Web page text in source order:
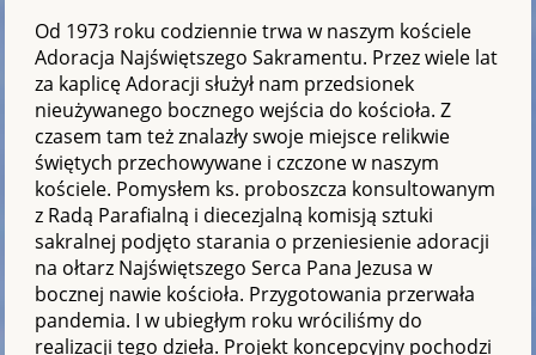
Od 1973 roku codziennie trwa w naszym kościele
Adoracja Najświętszego Sakramentu. Przez wiele lat
za kaplicę Adoracji służył nam przedsionek
nieużywanego bocznego wejścia do kościoła. Z
czasem tam też znalazły swoje miejsce relikwie
świętych przechowywane i czczone w naszym
kościele. Pomysłem ks. proboszcza konsultowanym
z Radą Parafialną i diecezjalną komisją sztuki
sakralnej podjęto starania o przeniesienie adoracji
na ołtarz Najświętszego Serca Pana Jezusa w
bocznej nawie kościoła. Przygotowania przerwała
pandemia. I w ubiegłym roku wróciliśmy do
realizacji tego dzieła. Projekt koncepcyjny pochodzi